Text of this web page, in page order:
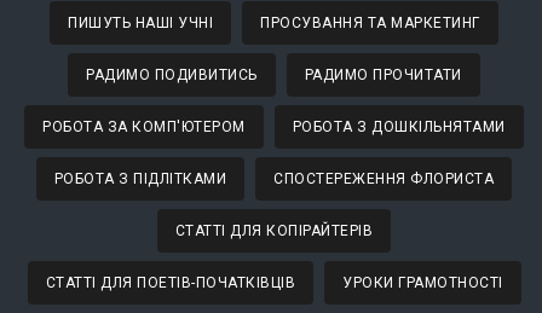
ПИШУТЬ НАШІ УЧНІ ПРОСУВАННЯ ТА МАРКЕТИНГ
РАДИМО ПОДИВИТИСЬ РАДИМО ПРОЧИТАТИ
РОБОТА ЗА КОМП'ЮТЕРОМ РОБОТА З ДОШКІЛЬНЯТАМИ
РОБОТА З ПІДЛІТКАМИ СПОСТЕРЕЖЕННЯ ФЛОРИСТА
СТАТТІ ДЛЯ КОПІРАЙТЕРІВ
СТАТТІ ДЛЯ ПОЕТІВ-ПОЧАТКІВЦІВ УРОКИ ГРАМОТНОСТІ